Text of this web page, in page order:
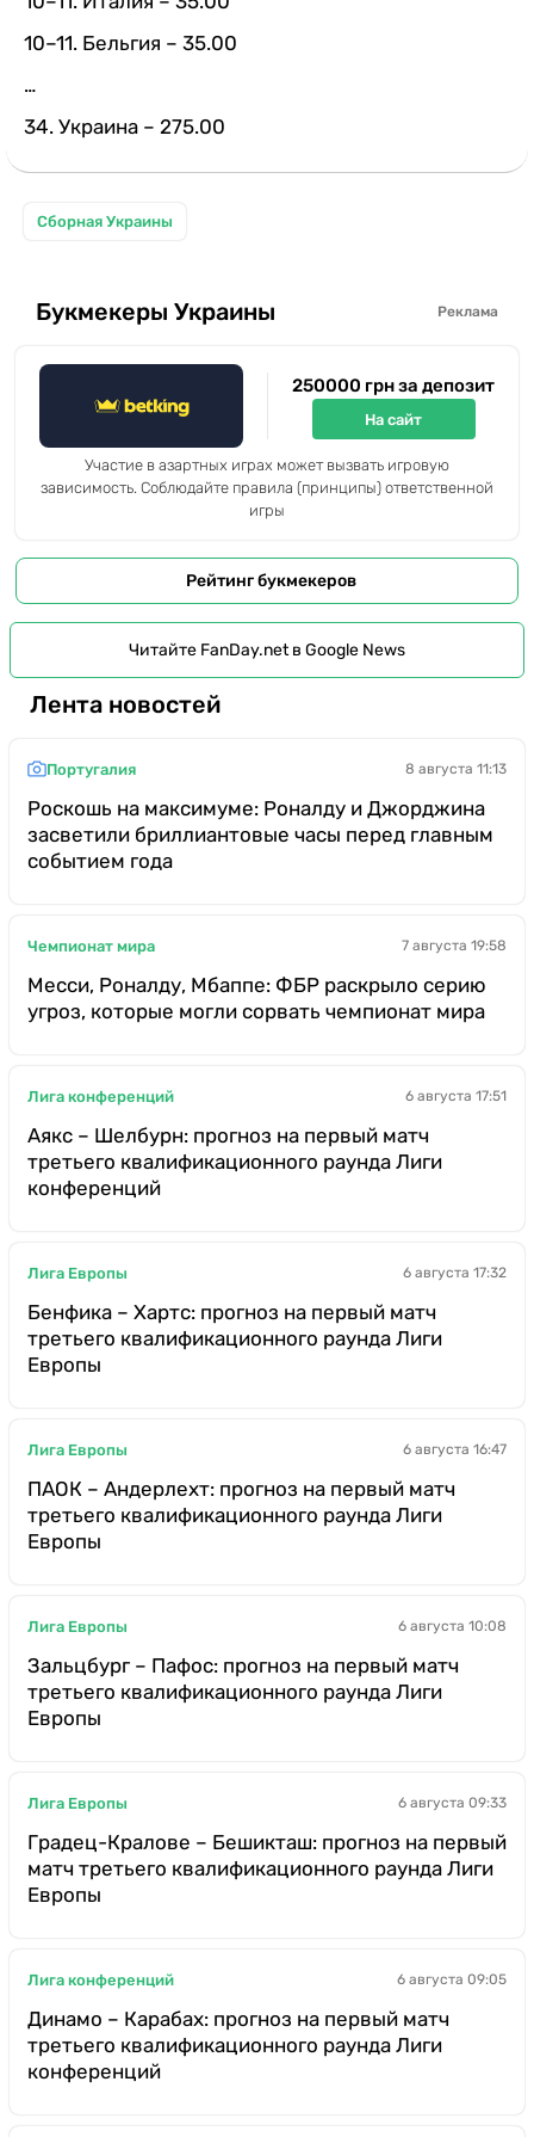
10–11. Бельгия – 35.00
…
34. Украина – 275.00
Сборная Украины
Букмекеры Украины Реклама
250000 грн за депозит
На сайт
Участие в азартных играх может вызвать игровую
зависимость. Соблюдайте правила (принципы) ответственной
игры
Рейтинг букмекеров
Читайте FanDay.net в Google News
Лента новостей
Португалия 8 августа 11:13
Роскошь на максимуме: Роналду и Джорджина
засветили бриллиантовые часы перед главным
событием года
Чемпионат мира 7 августа 19:58
Месси, Роналду, Мбаппе: ФБР раскрыло серию
угроз, которые могли сорвать чемпионат мира
Лига конференций 6 августа 17:51
Аякс – Шелбурн: прогноз на первый матч
третьего квалификационного раунда Лиги
конференций
Лига Европы 6 августа 17:32
Бенфика – Хартс: прогноз на первый матч
третьего квалификационного раунда Лиги
Европы
Лига Европы 6 августа 16:47
ПАОК – Андерлехт: прогноз на первый матч
третьего квалификационного раунда Лиги
Европы
Лига Европы 6 августа 10:08
Зальцбург – Пафос: прогноз на первый матч
третьего квалификационного раунда Лиги
Европы
Лига Европы 6 августа 09:33
Градец-Кралове – Бешикташ: прогноз на первый
матч третьего квалификационного раунда Лиги
Европы
Лига конференций 6 августа 09:05
Динамо – Карабах: прогноз на первый матч
третьего квалификационного раунда Лиги
конференций